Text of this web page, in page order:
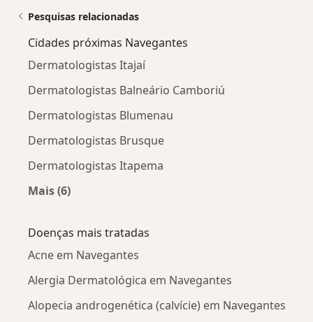
Pesquisas relacionadas
Cidades próximas Navegantes
Dermatologistas Itajaí
Dermatologistas Balneário Camboriú
Dermatologistas Blumenau
Dermatologistas Brusque
Dermatologistas Itapema
Mais (6)
Doenças mais tratadas
Acne em Navegantes
Alergia Dermatológica em Navegantes
Alopecia androgenética (calvície) em Navegantes